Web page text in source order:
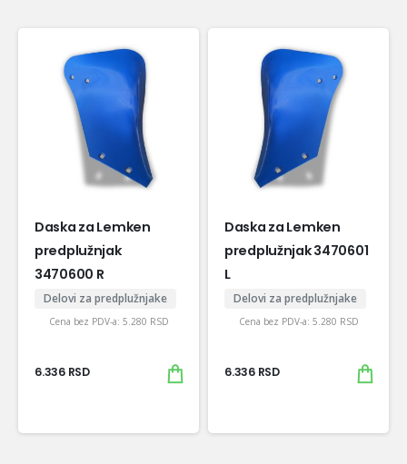
Daska za Lemken
predplužnjak
3470600 R
Delovi za predplužnjake
Cena bez PDV-a: 5.280 RSD
6.336 RSD
Daska za Lemken
predplužnjak 3470601
L
Delovi za predplužnjake
Cena bez PDV-a: 5.280 RSD
6.336 RSD